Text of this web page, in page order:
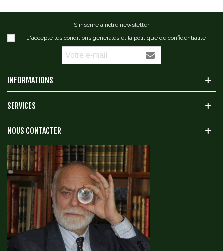
S'inscrire à notre newsletter
J'accepte les conditions générales et la politique de confidentialité
INFORMATIONS
SERVICES
NOUS CONTACTER